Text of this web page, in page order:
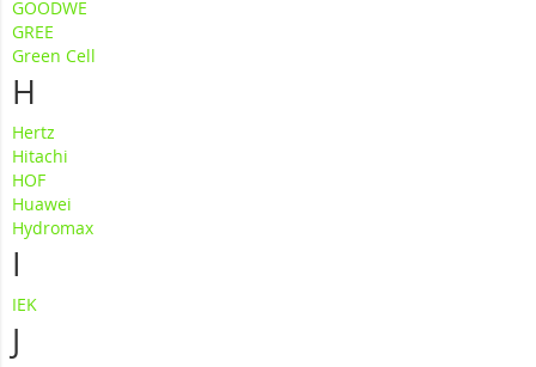
GOODWE
GREE
Green Cell
H
Hertz
Hitachi
HOF
Huawei
Hydromax
I
IEK
J